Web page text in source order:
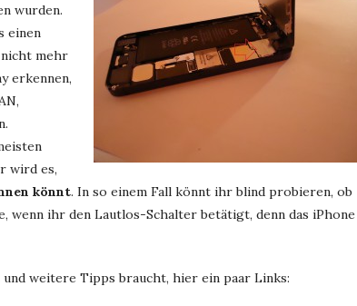
wurden.
einen
mehr
erkennen,
wird es,
könnt. In so einem Fall könnt ihr blind probieren, ob
wenn ihr den Lautlos-Schalter betätigt, denn das iPhone
weitere Tipps braucht, hier ein paar Links: